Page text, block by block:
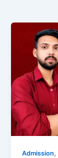
Admission,